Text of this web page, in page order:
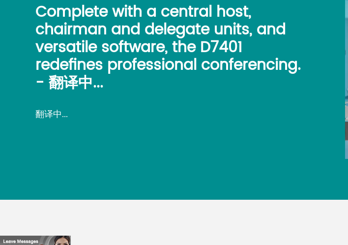
Complete with a central host,
chairman and delegate units, and
versatile software, the D7401
redefines professional conferencing.
- 翻译中...
翻译中...